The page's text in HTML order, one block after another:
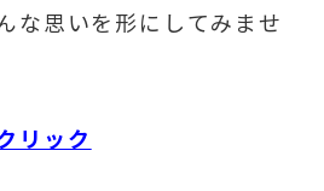
な思いを形にしてみませ
リック